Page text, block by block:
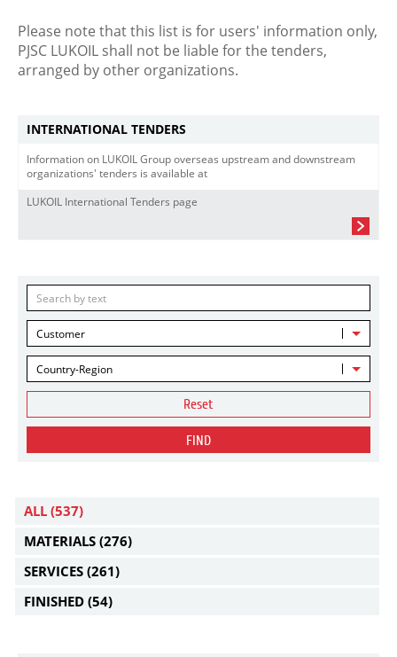
Please note that this list is for users' information only,
PJSC LUKOIL shall not be liable for the tenders,
arranged by other organizations.
INTERNATIONAL TENDERS
Information on LUKOIL Group overseas upstream and downstream
organizations' tenders is available at
LUKOIL International Tenders page
Customer
Country-Region
Reset
FIND
ALL (537)
MATERIALS (276)
SERVICES (261)
FINISHED (54)